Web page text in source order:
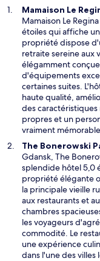
Mamaison Le
Mamaison Le
étoiles qui affiche
propriété dispose
retraite sereine aux
élégamment
d'équipements
certaines suites.
haute qualité,
des
propres et un
vraiment
The Bonerowski
Gdansk, The
splendide hôtel 5,0
propriété élégante
la principale vieille
aux restaurants et
chambres
les voyageurs
commodité. Le
une expérience
dans l'une des villes